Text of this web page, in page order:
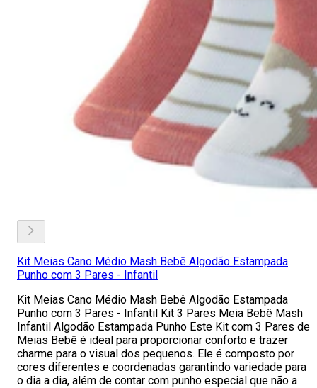
Kit Meias Cano Médio Mash Bebê Algodão Estampada
Punho com 3 Pares - Infantil
Kit Meias Cano Médio Mash Bebê Algodão Estampada
Punho com 3 Pares - Infantil Kit 3 Pares Meia Bebê Mash
Infantil Algodão Estampada Punho Este Kit com 3 Pares de
Meias Bebê é ideal para proporcionar conforto e trazer
charme para o visual dos pequenos. Ele é composto por
cores diferentes e coordenadas garantindo variedade para
o dia a dia, além de contar com punho especial que não a